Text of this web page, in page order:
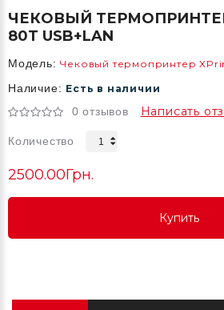
ЧЕКОВЫЙ ТЕРМОПРИНТЕР
80T USB+LAN
Модель: Чековый термопринтер
Наличие: Есть в наличии
0 отзывов Написать
Количество
2500.00Грн.
Купить
Купить